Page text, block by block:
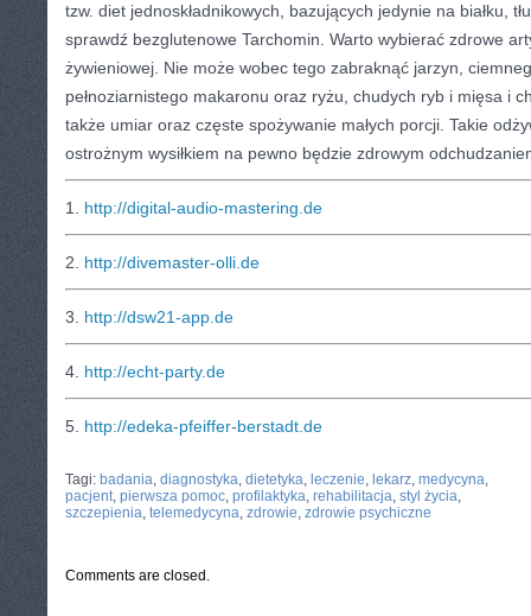
tzw. diet jednoskładnikowych, bazujących jedynie na białku,
sprawdź bezglutenowe Tarchomin. Warto wybierać zdrowe
żywieniowej. Nie może wobec tego zabraknąć jarzyn,
pełnoziarnistego makaronu oraz ryżu, chudych ryb i mięsa i
także umiar oraz częste spożywanie małych porcji. Takie
ostrożnym wysiłkiem na pewno będzie zdrowym
1. http://digital-audio-mastering.de
2. http://divemaster-olli.de
3. http://dsw21-app.de
4. http://echt-party.de
5. http://edeka-pfeiffer-berstadt.de
Tagi: badania, diagnostyka, dietetyka, leczenie, lekarz, medycyna,
pacjent, pierwsza pomoc, profilaktyka, rehabilitacja, styl życia,
szczepienia, telemedycyna, zdrowie, zdrowie psychiczne
Comments are closed.